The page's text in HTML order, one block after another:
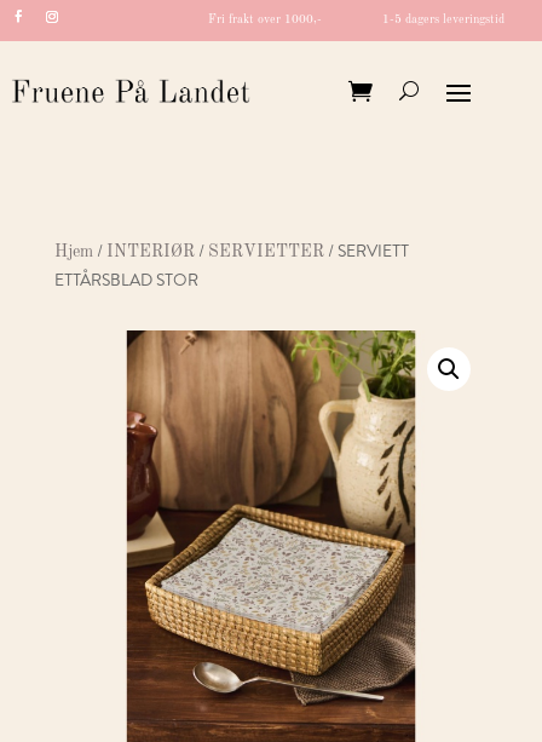
Fri frakt over 1000,- 1-5 dagers leveringstid
Hjem/ INTERIØR/ SERVIETTER/ SERVIETT
ETTÅRSBLAD STOR